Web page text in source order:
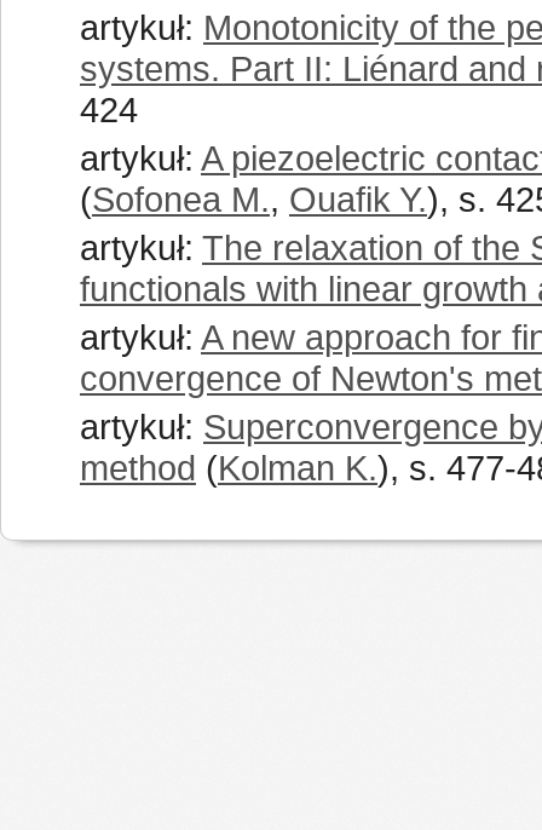
artykuł: Monotonicity of the
systems. Part II: Liénard and
424
artykuł: A piezoelectric
(Sofonea M., Ouafik Y.), s.
artykuł: The relaxation of the
functionals with linear growth
artykuł: A new approach for
convergence of Newton's
artykuł: Superconvergence
method (Kolman K.), s. 477-